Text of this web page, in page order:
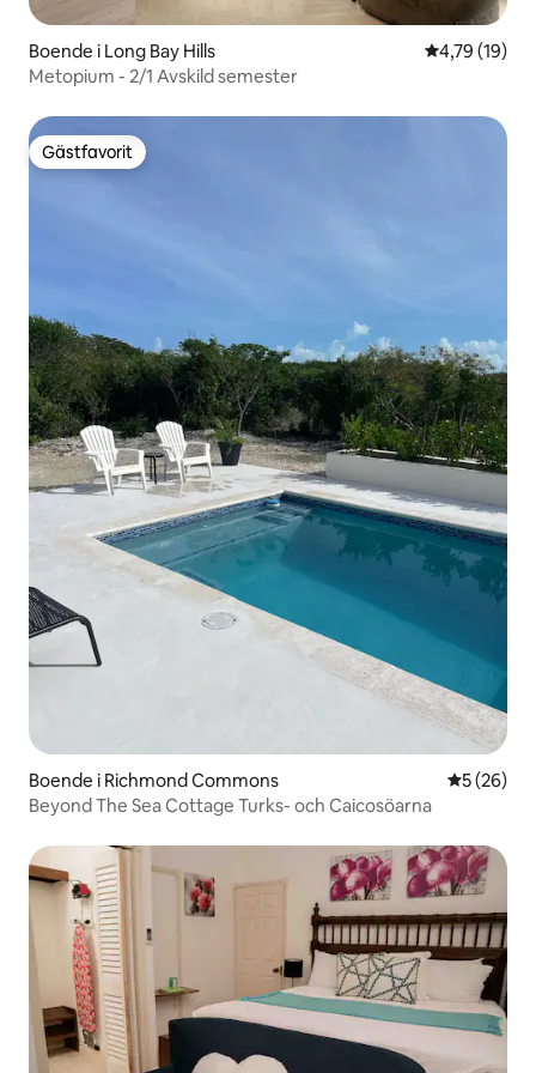
Boende i Long Bay Hills 4,79 av 5 i
4,79 (19)
Metopium - 2/1 Avskild semester
Gästfavorit
Gästfavorit
Boende i Richmond Commons 5 av 5 i
5 (26)
Beyond The Sea Cottage Turks- och Caicosöarna